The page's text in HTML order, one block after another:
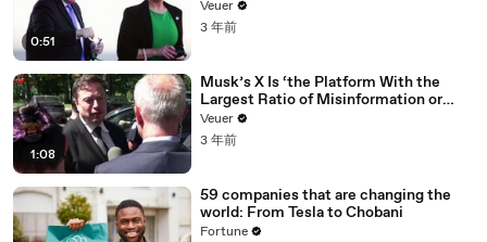
0:51
Veuer
3 年前
1:08
Musk’s X Is ‘the Platform With the
Largest Ratio of Misinformation or
Disinformation’ Amongst All Social
Media Platforms
Veuer
3 年前
59 companies that are changing the
world: From Tesla to Chobani
Fortune